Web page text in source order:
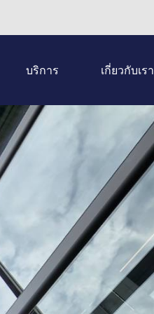
บริการ เกี่ยวกับเรา